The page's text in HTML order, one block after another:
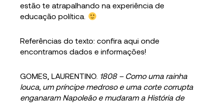
estão te atrapalhando na experiência de
educação política.
Referências do texto: confira aqui onde
encontramos dados e informações!
GOMES, LAURENTINO. 1808 – Como uma rainha
louca, um príncipe medroso e uma corte corrupta
enganaram Napoleão e mudaram a História de